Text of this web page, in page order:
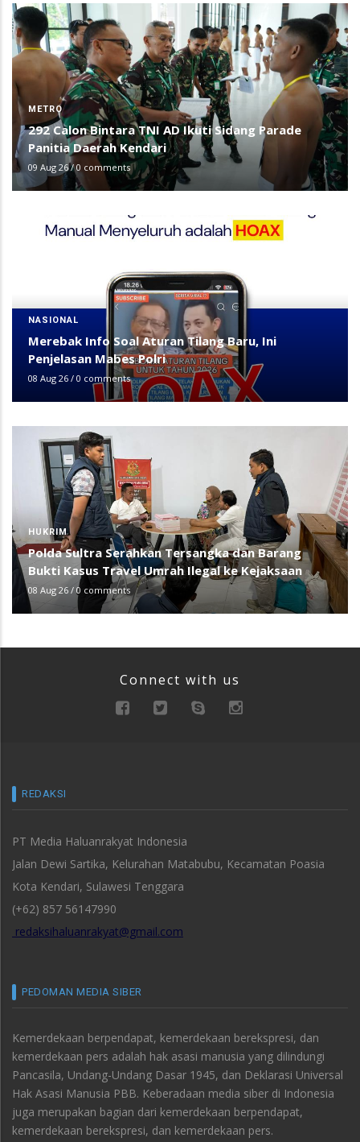
METRO
292 Calon Bintara TNI AD Ikuti Sidang Parade
Panitia Daerah Kendari
09 Aug 26/0 comments
NASIONAL
Merebak Info Soal Aturan Tilang Baru, Ini
Penjelasan Mabes Polri
08 Aug 26 / 0 comments
HUKRIM
Polda Sultra Serahkan Tersangka dan Barang
Bukti Kasus Travel Umrah Ilegal ke Kejaksaan
08 Aug 26 / 0 comments
Connect with us
REDAKSI
PT Media Haluanrakyat Indonesia
Jalan Dewi Sartika, Kelurahan Matabubu, Kecamatan Poasia
Kota Kendari, Sulawesi Tenggara
(+62) 857 56147990
redaksihaluanrakyat@gmail.com
PEDOMAN MEDIA SIBER
Kemerdekaan berpendapat, kemerdekaan berekspresi, dan
kemerdekaan pers adalah hak asasi manusia yang dilindungi
Pancasila, Undang-Undang Dasar 1945, dan Deklarasi Universal
Hak Asasi Manusia PBB. Keberadaan media siber di Indonesia
juga merupakan bagian dari kemerdekaan berpendapat,
kemerdekaan berekspresi, dan kemerdekaan pers.